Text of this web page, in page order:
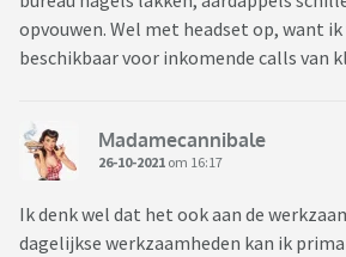
opvouwen. Wel met headset op, want ik
beschikbaar voor inkomende calls van
Madamecannibale
26-10-2021 om 16:17
Ik denk wel dat het ook aan de
dagelijkse werkzaamheden kan ik